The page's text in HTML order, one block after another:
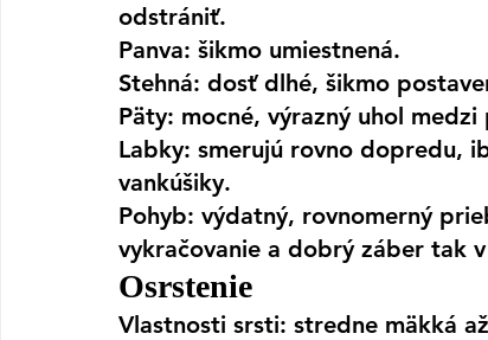
odstrániť.
Panva: šikmo umiestnená.
Stehná: dosť dlhé, šikmo
Päty: mocné, výrazný uhol
Labky: smerujú rovno dopredu,
vankúšiky.
Pohyb: výdatný, rovnomerný
vykračovanie a dobrý záber tak
Osrstenie
Vlastnosti srsti: stredne mäkká